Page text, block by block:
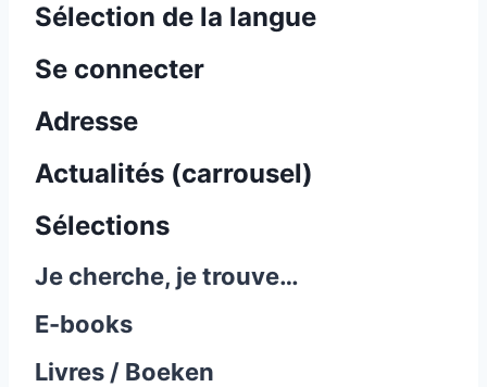
Sélection de la langue
Se connecter
Adresse
Actualités (carrousel)
Sélections
Je cherche, je trouve…
E-books
Livres / Boeken